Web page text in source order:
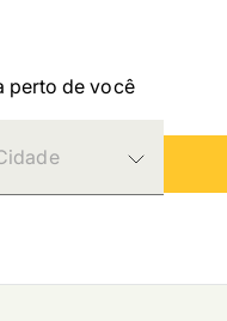
perto de você